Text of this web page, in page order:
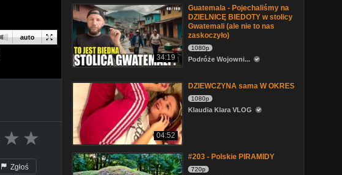
auto
Zgłoś
34:19
Guatemala - Pojechaliśmy na
DZIELNICĘ BIEDOTY w stolicy
Gwatemali (ale nie to nas
zaskoczyło)
1080p
Podróże Wojowni...
04:52
DZIEWCZYNA sama W OKRES
1080p
Klaudia Klara VLOG
#203 - Polskie PIRAMIDY
720p